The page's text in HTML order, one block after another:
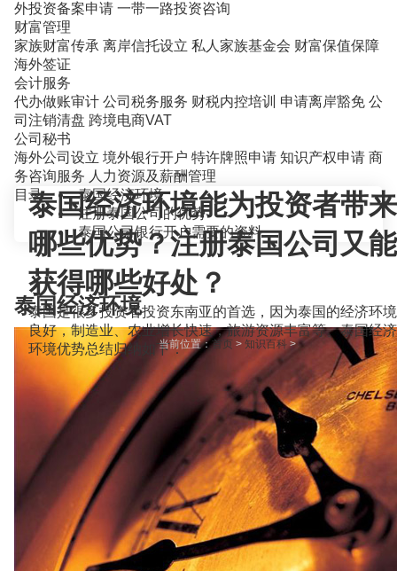
外投资备案申请 一带一路投资咨询
财富管理
家族财富传承 离岸信托设立 私人家族基金会 财富保值保障
海外签证
会计服务
代办做账审计 公司税务服务 财税内控培训 申请离岸豁免 公
司注销清盘 跨境电商VAT
公司秘书
海外公司设立 境外银行开户 特许牌照申请 知识产权申请 商
务咨询服务 人力资源及薪酬管理
当前位置：首页> 知识百科>
泰国经济环境能为投资者带来
哪些优势？注册泰国公司又能
获得哪些好处？
泰国是很多投资者投资东南亚的首选，因为泰国的经济环境
良好，制造业、农业增长快速，旅游资源丰富等。泰国经济
环境优势总结归纳如下：
目录
泰国经济环境
注册泰国公司的优势
泰国公司银行开户需要的资料
泰国经济环境